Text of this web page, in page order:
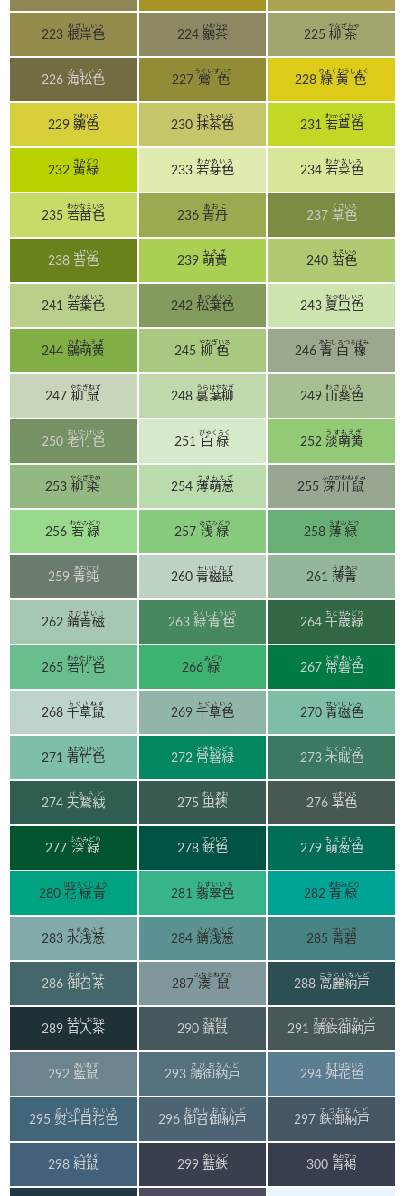
223根岸色
ねぎしいろ
224 鶸茶
ひわちゃ
225 柳茶
やなぎちゃ
226海松色
みるいろ
227 鶯色
うぐいすいろ
228 緑黄色
りょくおうしょく
229鶸色
ひわいろ
230 抹茶色
まっちゃいろ
231 若草色
わかくさいろ
232黄緑
きみどり
233 若芽色
わかめいろ
234 若菜色
わかないろ
235 若苗色
わかなえいろ
236 青丹
あおに
237 草色
くさいろ
238 苔色
こけいろ
239 萌黄
もえぎ
240 苗色
なえいろ
241 若葉色
わかばいろ
242 松葉色
まつばいろ
243 夏虫色
なつむしいろ
244 鶸萌黄
ひわもえぎ
245 柳色
やなぎいろ
246 青白橡
あおしろつるばみ
247 柳鼠
やなぎねず
248 裏葉柳
うらはやなぎ
249 山葵色
わさびいろ
250老竹色
おいたけいろ
251 白緑
びゃくろく
252 淡萌黄
うすもえぎ
253 柳染
やなぎぞめ
254 薄萌葱
うすもえぎ
255 深川鼠
ふかがわねずみ
256 若緑
わかみどり
257 浅緑
あさみどり
258 薄緑
うすみどり
259青鈍
あおにび
260 青磁鼠
せいじねず
261 薄青
うすあお
262錆青磁
さびせいじ
263 緑青色
ろくしょういろ
264 千歳緑
ちとせみどり
265 若竹色
わかたけいろ
266 緑
みどり
267 常磐色
ときわいろ
268千草鼠
ちぐさねず
269 千草色
ちぐさいろ
270 青磁色
せいじいろ
271青竹色
あおたけいろ
272 常磐緑
ときわみどり
273 木賊色
とくさいろ
274 天鵞絨
びろうど
275 虫襖
むしあお
276 革色
かわいろ
277 深緑
ふかみどり
278 鉄色
てついろ
279 萌葱色
もえぎいろ
280花緑青
はなろくしょう
281 翡翠色
ひすいいろ
282 青緑
あおみどり
283水浅葱
みずあさぎ
284 錆浅葱
さびあさぎ
285 青碧
せいへき
286御召茶
おめしちゃ
287 湊鼠
みなとねずみ
288 高麗納戸
こうらいなんど
289 百入茶
ももしおちゃ
290 錆鼠
さびねず
291 錆鉄御納戸
さびてつおなんど
292 藍鼠
あいねず
293 錆御納戸
さびおなんど
294 舛花色
ますはないろ
295 熨斗目花色
のしめはないろ
296 御召御納戸
おめしおなんど
297 鉄御納戸
てつおなんど
298 紺鼠
こんねず
299 藍鉄
あいてつ
300 青褐
あおかち